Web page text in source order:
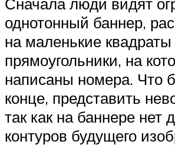
однотонный баннер,
на маленькие
прямоугольники, на
написаны номера. Что
конце, представить
так как на баннере нет
контуров будущего